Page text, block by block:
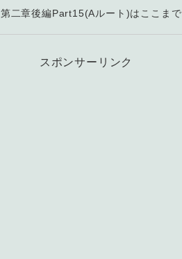
第二章後編Part15(Aルート)はここまで
スポンサーリンク